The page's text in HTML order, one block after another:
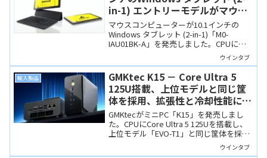
in-1) エントリーモデルがマウス
から！
マウスコンピューターが10.1インチの
Windows タブレット (2-in-1)「M0-
IAU01BK-A」を発売しました。CPUに
Intel N150を搭載し、ポート構成も充実し
ているので、以前のエントリーWindows
タブよりもはるかに使い勝手がよさそう
です。
ウインタブ
輸入製品
GMKtec K15 － Core Ultra 5
125U搭載、上位モデルと同じ筐
体を採用、拡張性と冷却性能に優
れたミニPC
GMKtecがミニPC「K15」を発売しまし
た。CPUにCore Ultra 5 125Uを搭載し、
上位モデル「EVO-T1」と同じ筐体を採用
しているのでポート構成や冷却性能、拡
ウインタブ